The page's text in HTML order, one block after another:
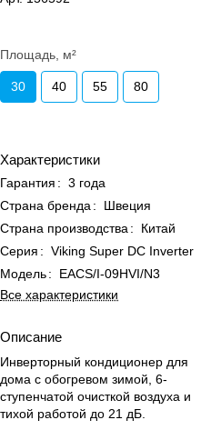
Площадь, м²
30 40 55 80
Характеристики
Гарантия : 3 года
Страна бренда :
Швеция
Страна производства :
Китай
Серия : Viking Super DC Inverter
Модель:
EACS/I-09HVI/N3
Все характеристики
Описание
Инверторный кондиционер для
дома с обогревом зимой, 6-
ступенчатой очисткой воздуха и
тихой работой до 21 дБ.